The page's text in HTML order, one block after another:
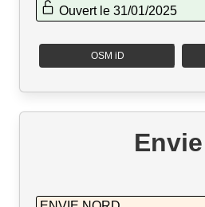
Ouvert le 31/01/2025
OSM iD
Envie